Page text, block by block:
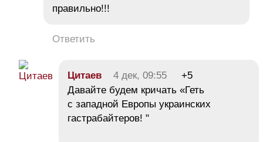
правильно!!!
Ответить
Цитаев 4 дек, 09:55
+5
Давайте будем кричать «Геть
с западной Европы украинских
гастрабайтеров! "